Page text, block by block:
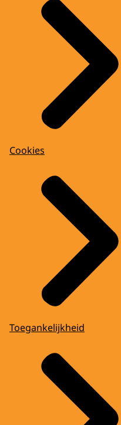
Cookies
Toegankelijkheid